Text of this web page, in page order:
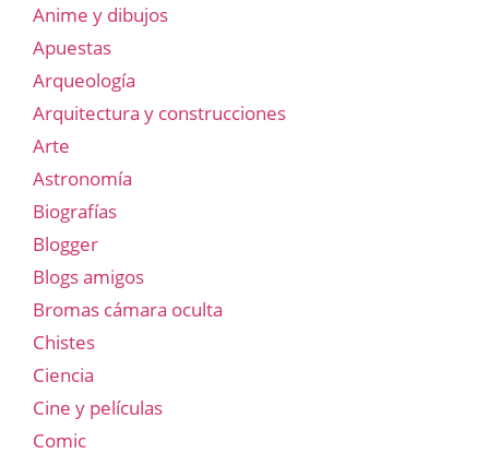
Anime y dibujos
Apuestas
Arqueología
Arquitectura y construcciones
Arte
Astronomía
Biografías
Blogger
Blogs amigos
Bromas cámara oculta
Chistes
Ciencia
Cine y películas
Comic